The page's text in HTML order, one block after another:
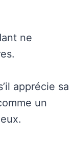
ne
apprécie sa
un